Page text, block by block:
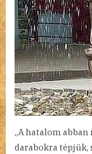
„A hatalom
darabokra tépjük,